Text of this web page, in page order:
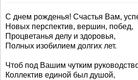
С днем рожденья! Счастья Вам,
Новых перспектив, вершин, побед,
Процветанья делу и здоровья,
Полных изобилием долгих лет.
Чтоб под Вашим чутким
Коллектив единой был душой,